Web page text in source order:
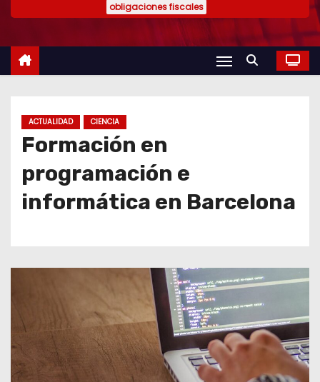
o
obligaciones fiscales
ACTUALIDAD CIENCIA
Formación en
programación e
informática en Barcelona